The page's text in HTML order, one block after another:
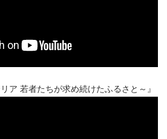
ア 若者たちが求め続けたふるさと～』